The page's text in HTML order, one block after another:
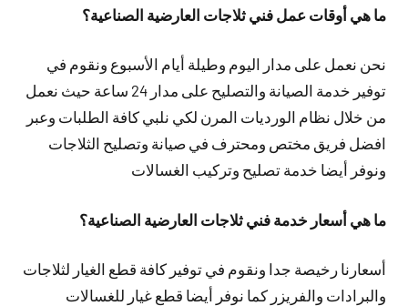
ما هي أوقات عمل فني ثلاجات العارضية الصناعية؟
نحن نعمل على مدار اليوم وطيلة أيام الأسبوع ونقوم في
توفير خدمة الصيانة والتصليح على مدار 24 ساعة حيث نعمل
من خلال نظام الورديات المرن لكي نلبي كافة الطلبات وعبر
افضل فريق مختص ومحترف في صيانة وتصليح الثلاجات
ونوفر أيضا خدمة تصليح وتركيب الغسالات
ما هي أسعار خدمة فني ثلاجات العارضية الصناعية؟
أسعارنا رخيصة جدا ونقوم في توفير كافة قطع الغيار لثلاجات
والبرادات والفريزر كما نوفر أيضا قطع غيار للغسالات